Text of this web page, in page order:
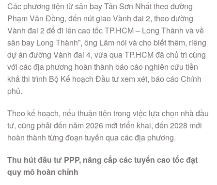
Các phương tiện từ sân bay Tân Sơn Nhất theo đường
Phạm Văn Đồng, đến nút giao Vành đai 2, theo đường
Vành đai 2 để đi lên cao tốc TP.HCM – Long Thành và về
sân bay Long Thành”, ông Lâm nói và cho biết thêm, riêng
dự án đường Vành đai 4, vừa qua TP.HCM đã chủ trì cùng
với các địa phương hoàn thành báo cáo nghiên cứu tiền
khả thi trình Bộ Kế hoạch Đầu tư xem xét, báo cáo Chính
phủ.
Theo kế hoạch, nếu thuận tiện trong việc lựa chọn nhà đầu
tư, cũng phải đến năm 2026 mới triển khai, đến 2028 mới
hoàn thành từng đoạn tuyến qua các địa phương.
Thu hút đầu tư PPP, nâng cấp các tuyến cao tốc đạt
quy mô hoàn chỉnh